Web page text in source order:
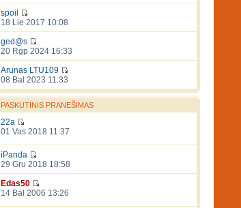
spoil
18 Lie 2017 10:08
ged@s
20 Rgp 2024 16:33
Arunas LTU109
08 Bal 2023 11:33
PASKUTINIS PRANEŠIMAS
22a
01 Vas 2018 11:37
iPanda
29 Gru 2018 18:58
Edas50
14 Bal 2006 13:26